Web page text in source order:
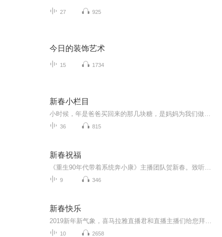
27 925
今日的装饰艺术
15 1734
新春小栏目
36 815
新春祝福
9 346
新春快乐
10 2658